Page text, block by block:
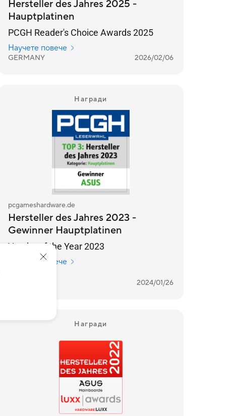
Hersteller des Jahres 2025 -
Hauptplatinen
PCGH Reader's Choice Awards 2025
Научете повече
GERMANY 2026/02/06
Награди
pcgameshardware.de
Hersteller des Jahres 2023 -
Gewinner Hauptplatinen
Vendor of the Year 2023
Научете повече
2024/01/26
Награди